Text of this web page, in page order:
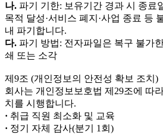
나. 파기 기한: 보유기간 경과 시 종료
목적 달성·서비스 폐지·사업 종료 등
내 파기합니다.
다. 파기 방법: 전자파일은 복구 불가
쇄 또는 소각
제9조 (개인정보의 안전성 확보 조치)
회사는 개인정보보호법 제29조에 따
치를 시행합니다.
· 취급 직원 최소화 및 교육
· 정기 자체 감사(분기 1회)